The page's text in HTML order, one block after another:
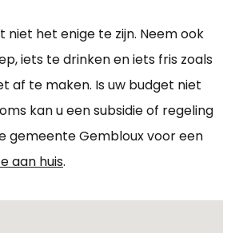
niet het enige te zijn. Neem ook
iets te drinken en iets fris zoals
af te maken. Is uw budget niet
kan u een subsidie of regeling
gemeente Gembloux voor een
aan huis.